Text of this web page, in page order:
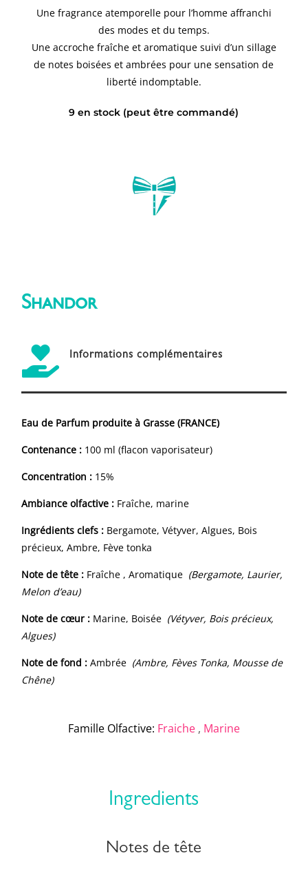
Une fragrance atemporelle pour l’homme affranchi
des modes et du temps.
Une accroche fraîche et aromatique suivi d’un sillage
de notes boisées et ambrées pour une sensation de
liberté indomptable.
9 en stock (peut être commandé)
Shandor
 Informations complémentaires
Eau de Parfum produite à Grasse (FRANCE)
Contenance : 100 ml (flacon vaporisateur)
Concentration : 15%
Ambiance olfactive : Fraîche, marine
Ingrédients clefs : Bergamote, Vétyver, Algues, Bois
précieux, Ambre, Fève tonka
Note de tête : Fraîche , Aromatique (Bergamote, Laurier,
Melon d’eau)
Note de cœur : Marine, Boisée (Vétyver, Bois précieux,
Algues)
Note de fond : Ambrée (Ambre, Fèves Tonka, Mousse de
Chêne)
Famille Olfactive: Fraiche , Marine
Ingredients
Notes de tête